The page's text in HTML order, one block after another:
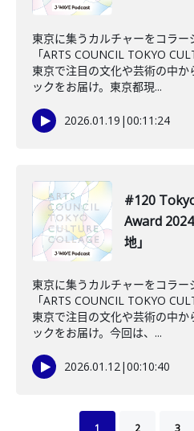
東京に集うカルチャーをコラー
「ARTS COUNCIL TOKYO
東京で注目の文化や芸術の中
ックをお届け。東京都現...
2026.01.19 |00:11:24
#120
Award
地」
東京に集うカルチャーをコラー
「ARTS COUNCIL TOKYO
東京で注目の文化や芸術の中
ックをお届け。今回は、...
2026.01.12|00:10:40
1 2 3